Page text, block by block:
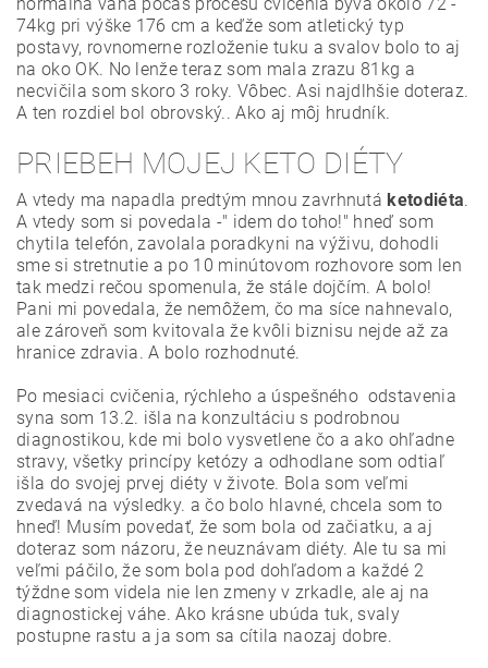
74kg pri výške 176 cm a keďže som atletický typ
postavy, rovnomerne rozloženie tuku a svalov bolo to aj
na oko OK. No lenže teraz som mala zrazu 81kg a
necvičila som skoro 3 roky. Vôbec. Asi najdlhšie doteraz.
A ten rozdiel bol obrovský.. Ako aj môj hrudník.
PRIEBEH MOJEJ KETO DIÉTY
A vtedy ma napadla predtým mnou zavrhnutáketodiéta.
A vtedy som si povedala -" idem do toho!" hneď som
chytila telefón, zavolala poradkyni na výživu, dohodli
sme si stretnutie a po 10 minútovom rozhovore som len
tak medzi rečou spomenula, že stále dojčím. A bolo!
Pani mi povedala, že nemôžem, čo ma síce nahnevalo,
ale zároveň som kvitovala že kvôli biznisu nejde až za
hranice zdravia. A bolo rozhodnuté.
Po mesiaci cvičenia, rýchleho a úspešného odstavenia
syna som 13.2. išla na konzultáciu s podrobnou
diagnostikou, kde mi bolo vysvetlene čo a ako ohľadne
stravy, všetky princípy ketózy a odhodlane som odtiaľ
išla do svojej prvej diéty v živote. Bola som veľmi
zvedavá na výsledky. a čo bolo hlavné, chcela som to
hneď! Musím povedať, že som bola od začiatku, a aj
doteraz som názoru, že neuznávam diéty. Ale tu sa mi
veľmi páčilo, že som bola pod dohľadom a každé 2
týždne som videla nie len zmeny v zrkadle, ale aj na
diagnostickej váhe. Ako krásne ubúda tuk, svaly
postupne rastu a ja som sa cítila naozaj dobre.